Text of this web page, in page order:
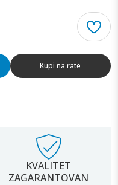
Kupi na rate
KVALITET
ZAGARANTOVAN